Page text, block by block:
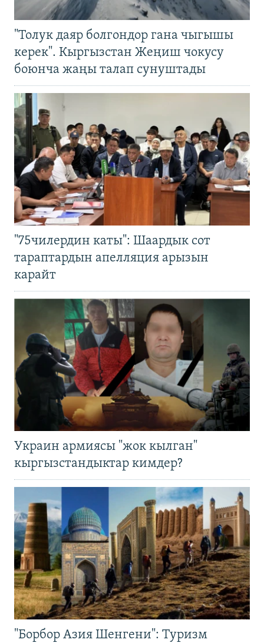
"Толук даяр болгондор гана чыгышы
керек". Кыргызстан Жеңиш чокусу
боюнча жаңы талап сунуштады
"75чилердин каты": Шаардык сот
тараптардын апелляция арызын
карайт
Украин армиясы "жок кылган"
кыргызстандыктар кимдер?
"Борбор Азия Шенгени": Туризм